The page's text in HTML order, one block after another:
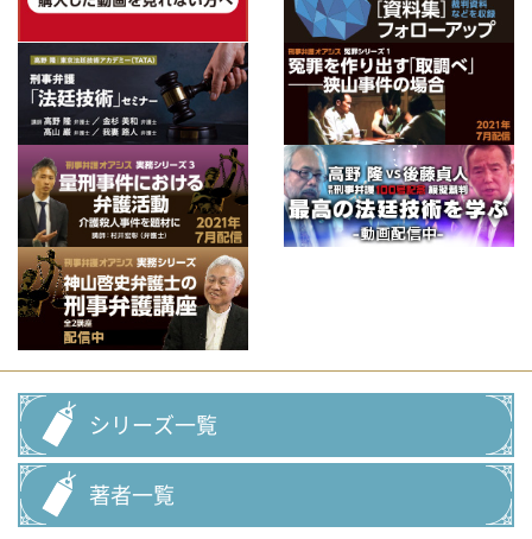
シリーズ一覧
著者一覧